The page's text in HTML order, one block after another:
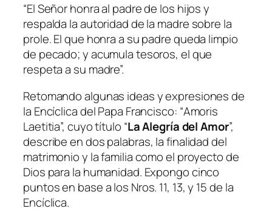
“El Señor honra al padre de los hijos y
respalda la autoridad de la madre sobre la
prole. El que honra a su padre queda limpio
de pecado; y acumula tesoros, el que
respeta a su madre”.
Retomando algunas ideas y expresiones de
la Encíclica del Papa Francisco: “Amoris
Laetitia”, cuyo título “La Alegría del Amor”,
describe en dos palabras, la finalidad del
matrimonio y la familia como el proyecto de
Dios para la humanidad. Expongo cinco
puntos en base a los Nros. 11, 13, y 15 de la
Encíclica.